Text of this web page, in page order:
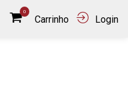
0
Carrinho Login